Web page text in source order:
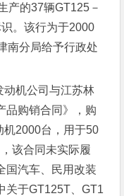
产的37辆GT125－
。该行为于2000
南分局给予行政处
机公司与江苏林
品购销合同》，购
机2000台，用于50
该合同未实际履
国汽车、民用改装
关于GT125T、GT1